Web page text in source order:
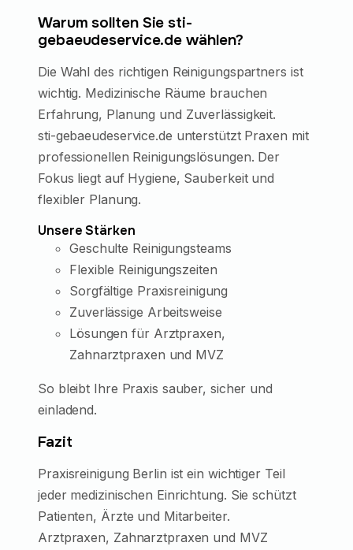
Warum sollten Sie sti-
gebaeudeservice.de wählen?
Die Wahl des richtigen Reinigungspartners ist
wichtig. Medizinische Räume brauchen
Erfahrung, Planung und Zuverlässigkeit.
sti-gebaeudeservice.de unterstützt Praxen mit
professionellen Reinigungslösungen. Der
Fokus liegt auf Hygiene, Sauberkeit und
flexibler Planung.
Unsere Stärken
Geschulte Reinigungsteams
Flexible Reinigungszeiten
Sorgfältige Praxisreinigung
Zuverlässige Arbeitsweise
Lösungen für Arztpraxen,
Zahnarztpraxen und MVZ
So bleibt Ihre Praxis sauber, sicher und
einladend.
Fazit
Praxisreinigung Berlin ist ein wichtiger Teil
jeder medizinischen Einrichtung. Sie schützt
Patienten, Ärzte und Mitarbeiter.
Arztpraxen, Zahnarztpraxen und MVZ